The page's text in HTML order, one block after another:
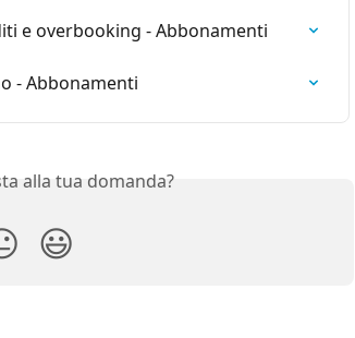
e overbooking - Abbonamenti
- Abbonamenti
alla tua domanda?
😃